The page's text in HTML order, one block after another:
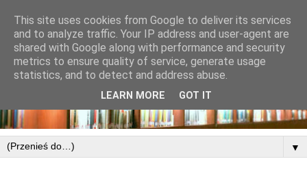
▼
This site uses cookies from Google to deliver its services
and to analyze traffic. Your IP address and user-agent are
shared with Google along with performance and security
metrics to ensure quality of service, generate usage
statistics, and to detect and address abuse.
LEARN MORE GOT IT